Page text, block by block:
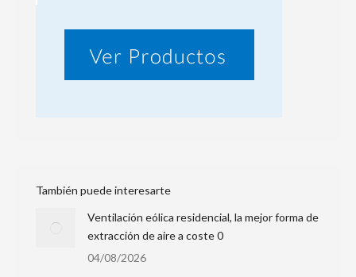
También puede interesarte
Ventilación eólica residencial, la mejor forma de
extracción de aire a coste 0
04/08/2026